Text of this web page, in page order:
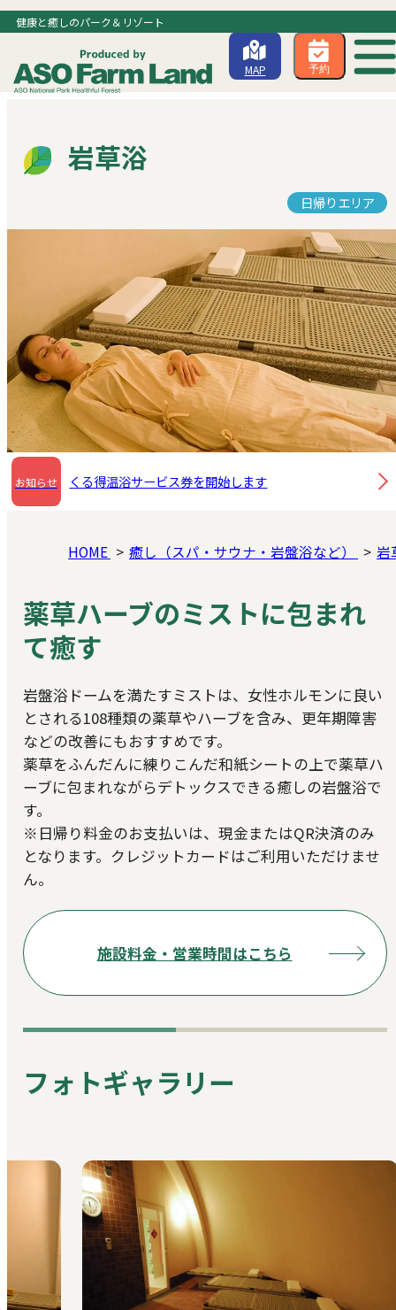
健康と癒しのパーク＆リゾート
MAP 予約
岩草浴
日帰りエリア
お知らせ くる得温浴サービス券を開始します
HOME 癒し（スパ・サウナ・岩盤浴など） 岩
薬草ハーブのミストに包まれ
て癒す
岩盤浴ドームを満たすミストは、女性ホルモンに良い
とされる108種類の薬草やハーブを含み、更年期障害
などの改善にもおすすめです。
薬草をふんだんに練りこんだ和紙シートの上で薬草ハ
ーブに包まれながらデトックスできる癒しの岩盤浴で
す。
※日帰り料金のお支払いは、現金またはQR決済のみ
となります。クレジットカードはご利用いただけませ
ん。
施設料金・営業時間はこちら
フォトギャラリー